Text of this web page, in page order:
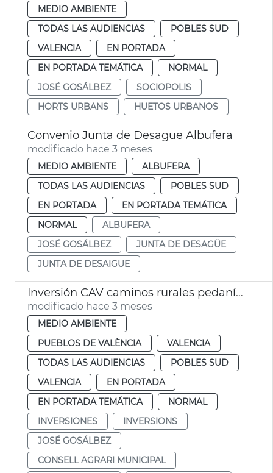
MEDIO AMBIENTE
TODAS LAS AUDIENCIAS
POBLES SUD
VALENCIA
EN PORTADA
EN PORTADA TEMÁTICA
NORMAL
JOSÉ GOSÁLBEZ
SOCIOPOLIS
HORTS URBANS
HUETOS URBANOS
Convenio Junta de Desague Albufera
modificado hace 3 meses
MEDIO AMBIENTE
ALBUFERA
TODAS LAS AUDIENCIAS
POBLES SUD
EN PORTADA
EN PORTADA TEMÁTICA
NORMAL
ALBUFERA
JOSÉ GOSÁLBEZ
JUNTA DE DESAGÜE
JUNTA DE DESAIGUE
Inversión CAV caminos rurales pedanías dana València
modificado hace 3 meses
MEDIO AMBIENTE
PUEBLOS DE VALÈNCIA
VALENCIA
TODAS LAS AUDIENCIAS
POBLES SUD
VALENCIA
EN PORTADA
EN PORTADA TEMÁTICA
NORMAL
INVERSIONES
INVERSIONS
JOSÉ GOSÁLBEZ
CONSELL AGRARI MUNICIPAL